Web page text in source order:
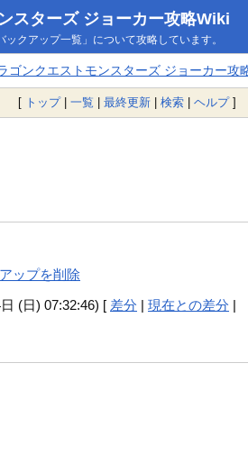
スターズ ジョーカー攻略Wiki
ックアップ一覧」について攻略しています。
ゴンクエストモンスターズ ジョーカー攻
[ トップ| 一覧 | 最終更新 | 検索 | ヘルプ]
ップを削除
(日) 07:32:46) [ 差分 |現在との差分 |